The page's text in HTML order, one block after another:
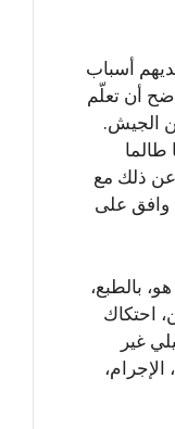
أسباب
أن تعلّم
الجيش.
ذلك مع
وافق على
بالطبع،
احتكاك
غير